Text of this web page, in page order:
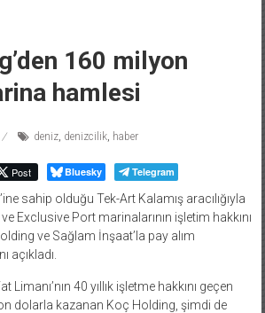
160 milyon
hamlesi
deniz, denizcilik, haber
Post Bluesky Telegram
sahip olduğu Tek-Art Kalamış aracılığıyla
Exclusive Port marinalarının işletim hakkını
ve Sağlam İnşaat’la pay alım
açıkladı.
Limanı’nın 40 yıllık işletme hakkını geçen
dolarla kazanan Koç Holding, şimdi de